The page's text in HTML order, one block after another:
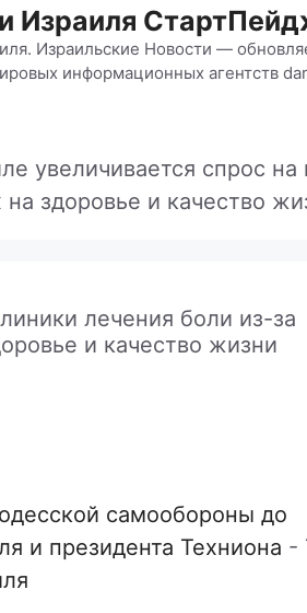
Израиля
Израильские Новости —
информационных агентств
увеличивается спрос
здоровье и качество
лечения боли из-за
и качество жизни
самообороны до
и президента Техниона -